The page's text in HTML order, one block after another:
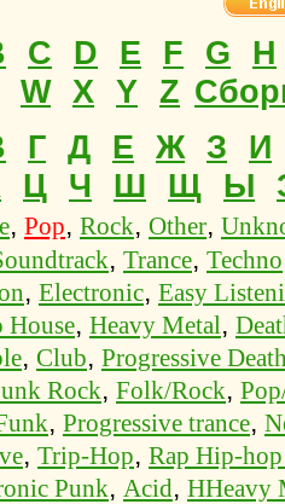
C D E F G
H
W X Y Z
Г Д Е Ж З
И
Ц Ч Ш Щ Ы
, Pop, Rock, Other,
, Trance, Techno
, Electronic, Easy
House, Heavy Metal,
, Club, Progressive
Rock, Folk/Rock,
, Progressive trance,
, Trip-Hop, Rap Hip-
Punk, Acid, HHeavy